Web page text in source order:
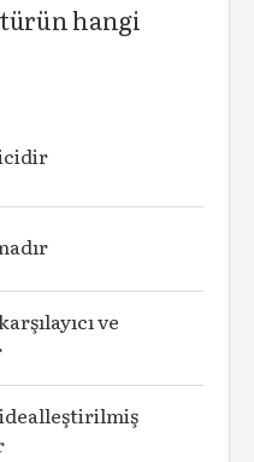
hangi
ve